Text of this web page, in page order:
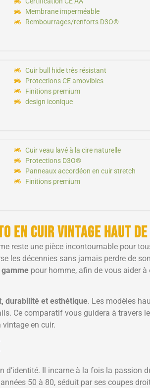
Membrane imperméable
Rembourrages/renforts D3O®
Cuir bull hide très résistant
Protections CE amovibles
Finitions premium
design iconique
Cuir veau lavé à la cire naturelle
Protections D3O®
Panneaux accordéon en cuir stretch
Finitions premium
en cuir vintage haut de
reste une pièce incontournable pour
les décennies sans jamais perdre de
pour homme, afin de vous aider
durabilité et esthétique. Les modèles
Ce comparatif vous guidera à travers
en cuir.
d’identité. Il incarne à la fois la passion
50 à 80, séduit par ses coupes